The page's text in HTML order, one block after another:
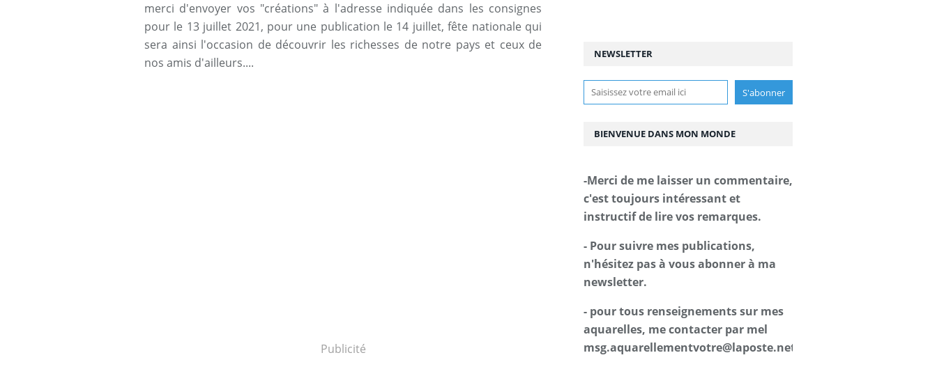
merci d'envoyer vos "créations" à l'adresse indiquée dans les consignes
pour le 13 juillet 2021, pour une publication le 14 juillet, fête nationale qui
sera ainsi l'occasion de découvrir les richesses de notre pays et ceux de
nos amis d'ailleurs....
Publicité
NEWSLETTER
BIENVENUE DANS MON MONDE
-Merci de me laisser un commentaire,
c'est toujours intéressant et
instructif de lire vos remarques.
- Pour suivre mes publications,
n'hésitez pas à vous abonner à ma
newsletter.
- pour tous renseignements sur mes
aquarelles, me contacter par mel
msg.aquarellementvotre@laposte.net